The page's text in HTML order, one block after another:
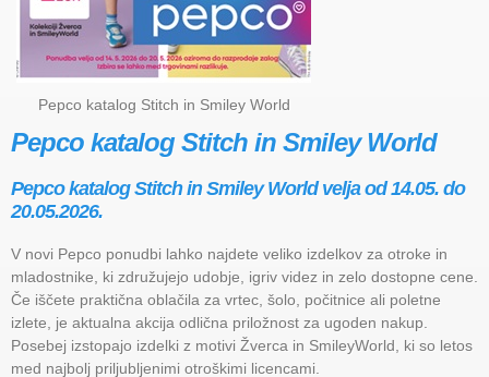
Pepco katalog Stitch in Smiley World
Pepco katalog Stitch in Smiley World
Pepco katalog Stitch in Smiley World velja od 14.05. do
20.05.2026.
V novi Pepco ponudbi lahko najdete veliko izdelkov za otroke in
mladostnike, ki združujejo udobje, igriv videz in zelo dostopne cene.
Če iščete praktična oblačila za vrtec, šolo, počitnice ali poletne
izlete, je aktualna akcija odlična priložnost za ugoden nakup.
Posebej izstopajo izdelki z motivi Žverca in SmileyWorld, ki so letos
med najbolj priljubljenimi otroškimi licencami.